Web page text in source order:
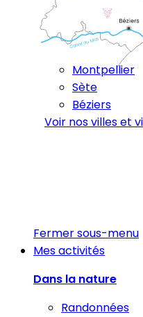
Montpellier
Sète
Béziers
Voir nos villes et
Fermer sous-menu
Mes activités
Dans la nature
Randonnées